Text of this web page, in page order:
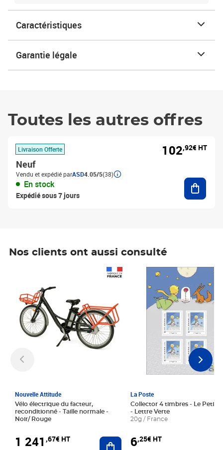
Caractéristiques
Garantie légale
Toutes les autres offres
Livraison Offerte
Neuf
Vendu et expédié parASD4.05/5(38)
En stock
Expédié sous 7 jours
102,92€ HT
Nos clients ont aussi consulté
Nouvelle Attitude
Vélo électrique du facteur,
reconditionné - Taille normale -
Noir/ Rouge
1 241 ,67€ HT Ajouter au panier
La Poste
Collector 4 timbres - Le Petit
- Lettre Verte
20g / France
6,25€ HT
Prix 6,25€ HT